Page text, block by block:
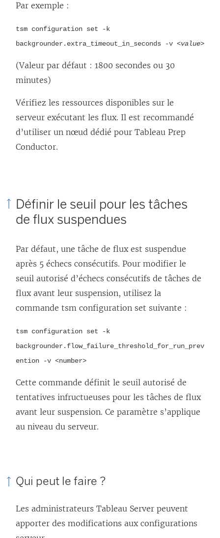
Par exemple :
tsm configuration set -k
backgrounder.extra_timeout_in_seconds -v <value>
(Valeur par défaut : 1800 secondes ou 30
minutes)
Vérifiez les ressources disponibles sur le
serveur exécutant les flux. Il est recommandé
d’utiliser un nœud dédié pour Tableau Prep
Conductor.
Définir le seuil pour les tâches
de flux suspendues
Par défaut, une tâche de flux est suspendue
après 5 échecs consécutifs. Pour modifier le
seuil autorisé d’échecs consécutifs de tâches de
flux avant leur suspension, utilisez la
commande tsm configuration set suivante :
tsm configuration set -k
backgrounder.flow_failure_threshold_for_run_prev
ention -v <number>
Cette commande définit le seuil autorisé de
tentatives infructueuses pour les tâches de flux
avant leur suspension. Ce paramètre s’applique
au niveau du serveur.
Qui peut le faire ?
Les administrateurs Tableau Server peuvent
apporter des modifications aux configurations